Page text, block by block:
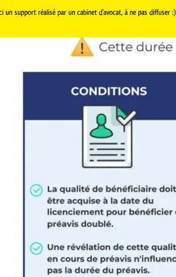
un support réalisé par un cabinet d'avocat, à ne pas